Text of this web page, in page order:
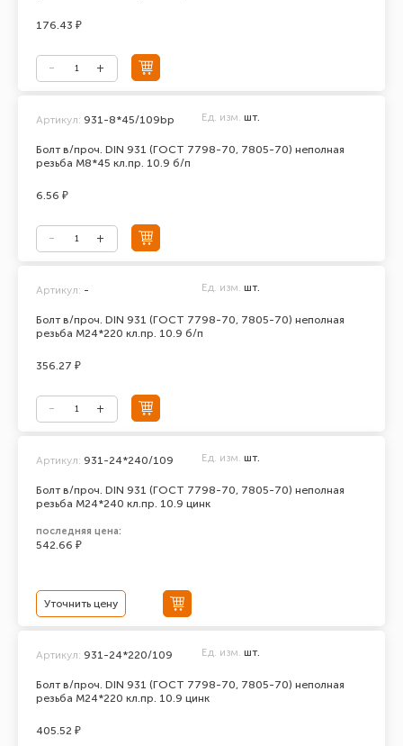
176.43 ₽
Болт в/проч. DIN 931 (ГОСТ 7798-70, 7805-70) неполная
резьба М8*45 кл.пр. 10.9 б/п
Артикул: 931-8*45/109bp Ед. изм. шт.
6.56 ₽
Болт в/проч. DIN 931 (ГОСТ 7798-70, 7805-70) неполная
резьба М24*220 кл.пр. 10.9 б/п
Артикул: - Ед. изм. шт.
356.27 ₽
Болт в/проч. DIN 931 (ГОСТ 7798-70, 7805-70) неполная
резьба М24*240 кл.пр. 10.9 цинк
Артикул: 931-24*240/109 Ед. изм. шт.
последняя цена:
542.66 ₽
Уточнить цену
Болт в/проч. DIN 931 (ГОСТ 7798-70, 7805-70) неполная
резьба М24*220 кл.пр. 10.9 цинк
Артикул: 931-24*220/109 Ед. изм. шт.
405.52 ₽